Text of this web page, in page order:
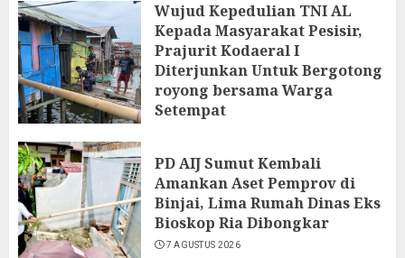
Wujud Kepedulian TNI AL
Kepada Masyarakat Pesisir,
Prajurit Kodaeral I
Diterjunkan Untuk Bergotong
royong bersama Warga
Setempat
PD AIJ Sumut Kembali
Amankan Aset Pemprov di
Binjai, Lima Rumah Dinas Eks
Bioskop Ria Dibongkar
7 AGUSTUS 2026